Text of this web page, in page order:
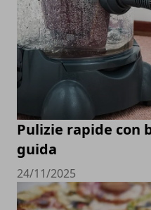
Pulizie rapide con
guida
24/11/2025